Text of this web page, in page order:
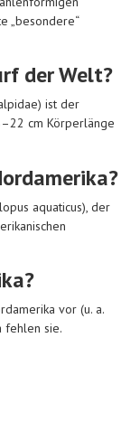
„besondere“
der Welt?
ist der
cm Körperlänge
aquaticus), der
vor (u. a.
fehlen sie.